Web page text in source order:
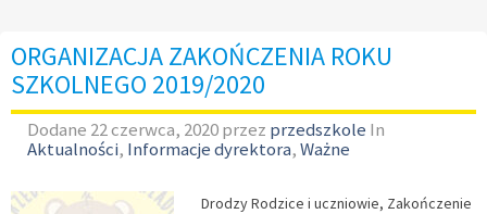
ORGANIZACJA ZAKOŃCZENIA ROKU
SZKOLNEGO 2019/2020
Dodane 22 czerwca, 2020przez przedszkole In
Aktualności, Informacje dyrektora,Ważne
Drodzy Rodzice i uczniowie, Zakończenie